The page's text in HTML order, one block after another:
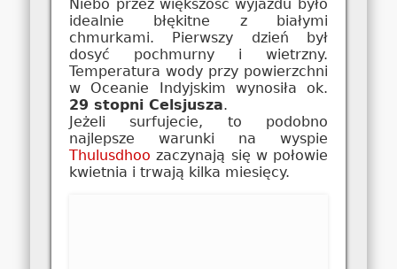
Niebo przez większość wyjazdu było
idealnie błękitne z białymi
chmurkami. Pierwszy dzień był
dosyć pochmurny i wietrzny.
Temperatura wody przy powierzchni
w Oceanie Indyjskim wynosiła ok.
29 stopni Celsjusza.
Jeżeli surfujecie, to podobno
najlepsze warunki na wyspie
Thulusdhoo zaczynają się w połowie
kwietnia i trwają kilka miesięcy.